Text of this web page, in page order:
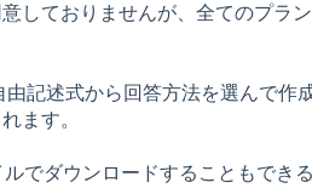
しておりませんが、全てのプラ
記述式から回答方法を選んで作
ます。
でダウンロードすることもでき